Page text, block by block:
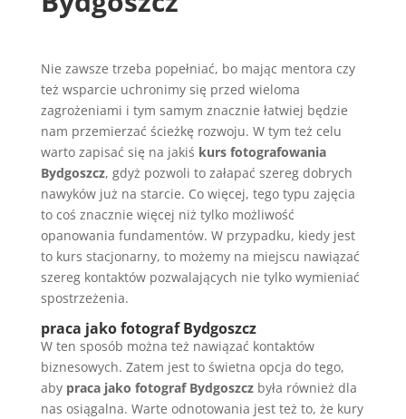
Nie zawsze trzeba popełniać, bo mając mentora czy
też wsparcie uchronimy się przed wieloma
zagrożeniami i tym samym znacznie łatwiej będzie
nam przemierzać ścieżkę rozwoju. W tym też celu
warto zapisać się na jakiś kurs fotografowania
Bydgoszcz, gdyż pozwoli to załapać szereg dobrych
nawyków już na starcie. Co więcej, tego typu zajęcia
to coś znacznie więcej niż tylko możliwość
opanowania fundamentów. W przypadku, kiedy jest
to kurs stacjonarny, to możemy na miejscu nawiązać
szereg kontaktów pozwalających nie tylko wymieniać
spostrzeżenia.
praca jako fotograf Bydgoszcz
W ten sposób można też nawiązać kontaktów
biznesowych. Zatem jest to świetna opcja do tego,
aby praca jako fotograf Bydgoszczbyła również dla
nas osiągalna. Warte odnotowania jest też to, że kury